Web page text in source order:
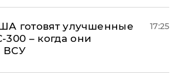
готовят улучшенные
300 – когда они
ВСУ
17:25